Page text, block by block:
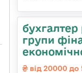
бухгалтер
групи
від 20000 до